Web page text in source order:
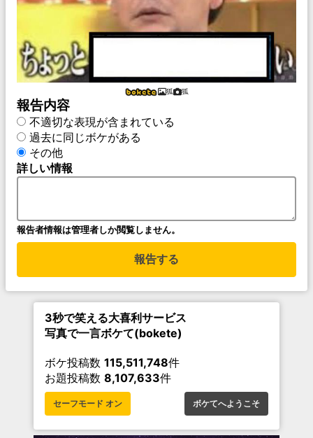
狐 狐
報告内容
不適切な表現が含まれている
過去に同じボケがある
その他
詳しい情報
報告者情報は管理者しか閲覧しません。
報告する
3秒で笑える大喜利サービス
写真で一言ボケて(bokete)
ボケ投稿数 115,511,748件
お題投稿数 8,107,633件
セーフモード オン ボケてへようこそ